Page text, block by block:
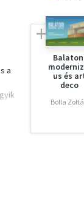
a
us és
deco
Bolla